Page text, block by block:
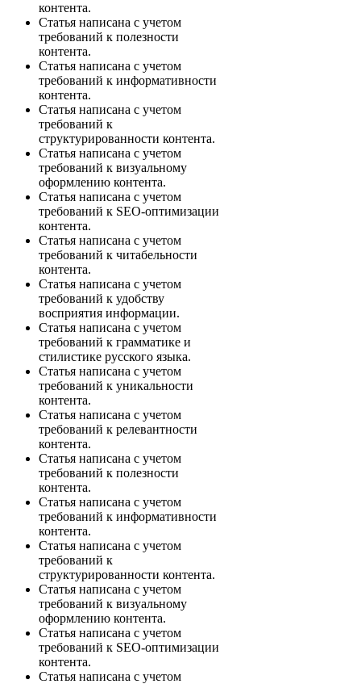
контента.
Статья написана с учетом
требований к полезности
контента.
Статья написана с учетом
требований к информативности
контента.
Статья написана с учетом
требований к
структурированности контента.
Статья написана с учетом
требований к визуальному
оформлению контента.
Статья написана с учетом
требований к SEO-оптимизации
контента.
Статья написана с учетом
требований к читабельности
контента.
Статья написана с учетом
требований к удобству
восприятия информации.
Статья написана с учетом
требований к грамматике и
стилистике русского языка.
Статья написана с учетом
требований к уникальности
контента.
Статья написана с учетом
требований к релевантности
контента.
Статья написана с учетом
требований к полезности
контента.
Статья написана с учетом
требований к информативности
контента.
Статья написана с учетом
требований к
структурированности контента.
Статья написана с учетом
требований к визуальному
оформлению контента.
Статья написана с учетом
требований к SEO-оптимизации
контента.
Статья написана с учетом